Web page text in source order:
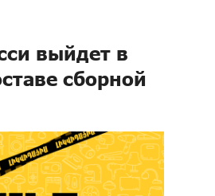
выйдет в
сборной